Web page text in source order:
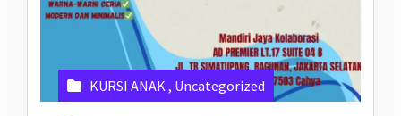
KURSI ANAK , Uncategorized